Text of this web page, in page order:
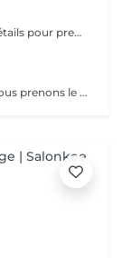
Une expérience pensée dans ses moindres détails pour prendre soin de vous comme il se doit. Nous commençons par un shampoing d'exception, sélectionné avec soin selon la nature et les besoins de votre chevelure, agrémenté d'un massage enveloppant du cuir chevelu pour une détente absolue. Vient ensuite la coupe, précédée d'un diagnostic personnalisé pour cerner vos envies et sublimer votre style. Chaque geste est maîtrisé, chaque détail soigné. Pour finir, un brushing raffiné vient parachever le résultat lisse et soyeux, volumisé ou subtilement ondulé, selon vos désirs. Vous repartez avec une chevelure magnifiée et un éclat qui se remarque.
Une rencontre dédiée entièrement à vous. Nous prenons le temps d'analyser votre chevelure, de comprendre vos habitudes et d'échanger sur vos envies pour définir ensemble la routine et le style qui vous correspondent vraiment. Un moment privilégié pour poser les bases d'un suivi sur mesure.